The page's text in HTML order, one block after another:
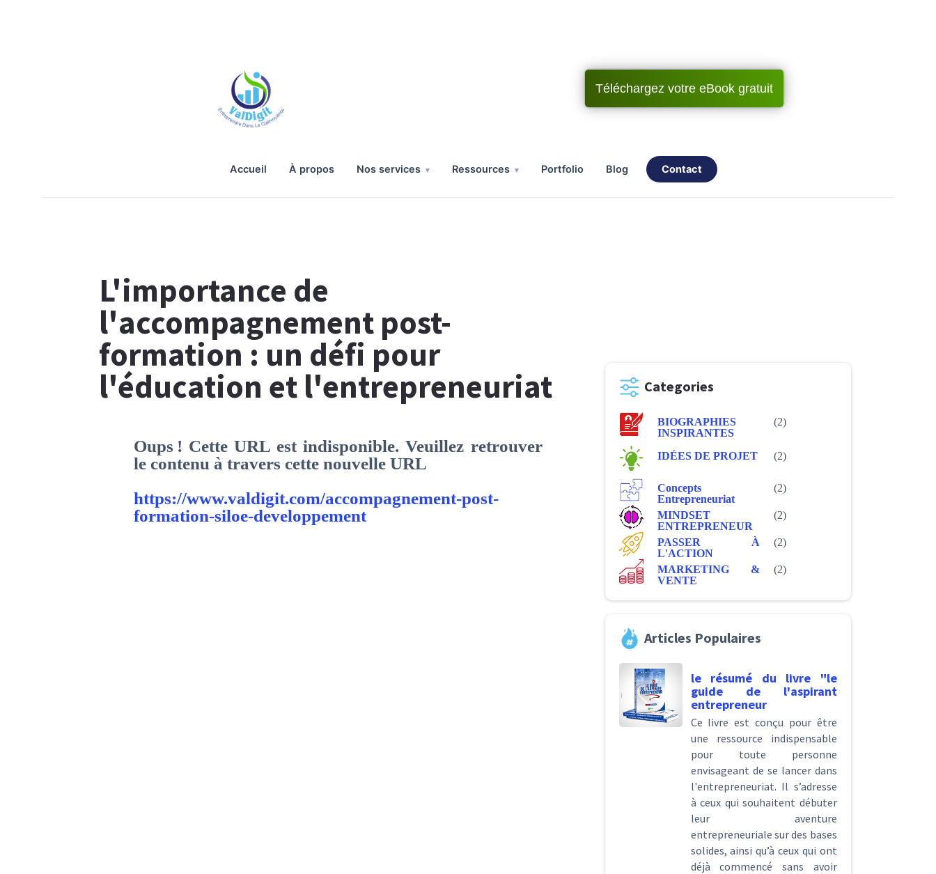
Téléchargez votre eBook gratuit
accueil à propos nos services ressources portfolio blog contact
L'importance de
l'accompagnement post-
formation : un défi pour
l'éducation et l'entrepreneuriat
Oups ! Cette URL est indisponible. Veuillez retrouver
le contenu à travers cette nouvelle URL
https://www.valdigit.com/accompagnement-post-
formation-siloe-developpement
Categories
BIOGRAPHIES
INSPIRANTES
(2)
IDÉES DE PROJET (2)
Concepts
Entrepreneuriat
(2)
MINDSET
ENTREPRENEUR
(2)
PASSER À
L'ACTION
(2)
MARKETING &
VENTE
(2)
Articles Populaires
le résumé du livre "le
guide de l'aspirant
entrepreneur
Ce livre est conçu pour être
une ressource indispensable
pour toute personne
envisageant de se lancer dans
l'entrepreneuriat. Il s’adresse
à ceux qui souhaitent débuter
leur aventure
entrepreneuriale sur des bases
solides, ainsi qu’à ceux qui ont
déjà commencé sans avoir